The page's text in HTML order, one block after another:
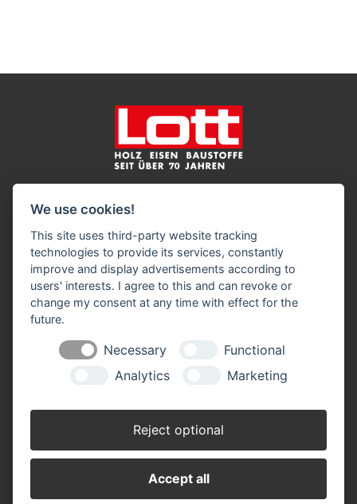
Cookie-Einstellungen ändern
Harry Lott Baustoffe GmbH
Holz Eisen Baustoffe
Volksdorfer Weg 194
22393 Hamburg
Telefax: 0 40 / 60 17 60 0
Samstag 8.00 - 12.00 Uhr (März - November)
We use cookies!
This site uses third-party website tracking
technologies to provide its services, constantly
improve and display advertisements according to
users' interests. I agree to this and can revoke or
change my consent at any time with effect for the
future.
Necessary
Functional
Analytics
Marketing
Reject optional
Accept all